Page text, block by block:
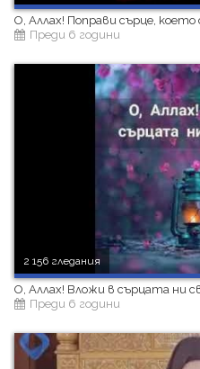
О, Аллах! Поправи сърце,
Преди 6 години
2 156 гледания
О, Аллах! Вложи в сърцата ни
Преди 6 години